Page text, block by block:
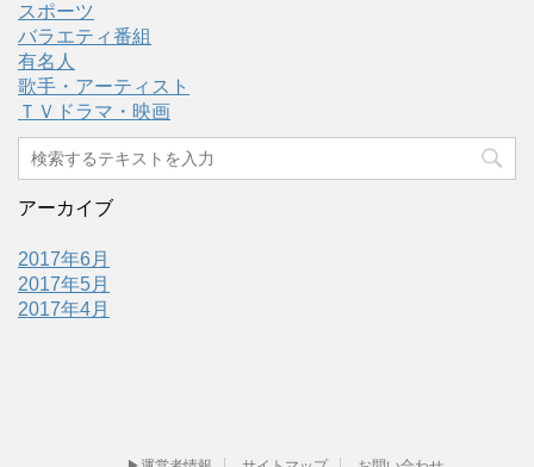
スポーツ
バラエティ番組
有名人
歌手・アーティスト
ＴＶドラマ・映画
アーカイブ
2017年6月
2017年5月
2017年4月